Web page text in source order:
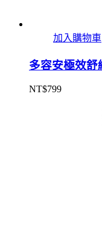
加入購物車
多容安極效舒
NT$799